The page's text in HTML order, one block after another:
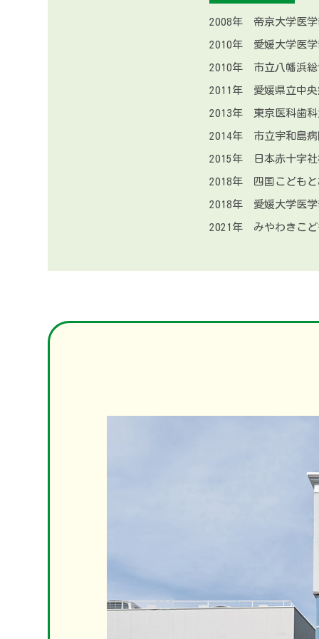
2008年 帝京大学医学
2010年 愛媛大学医学
2010年 市立八幡浜総
2011年 愛媛県立中央
2013年 東京医科歯科
2014年 市立宇和島病
2015年 日本赤十字社
2018年 四国こどもと
2018年 愛媛大学医学
2021年 みやわきこ